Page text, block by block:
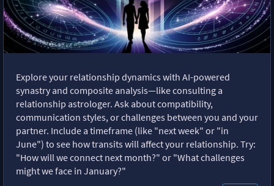
Explore your relationship dynamics with AI-powered
synastry and composite analysis—like consulting a
relationship astrologer. Ask about compatibility,
communication styles, or challenges between you and your
partner. Include a timeframe (like "next week" or "in
June") to see how transits will affect your relationship. Try:
"How will we connect next month?" or "What challenges
might we face in January?"